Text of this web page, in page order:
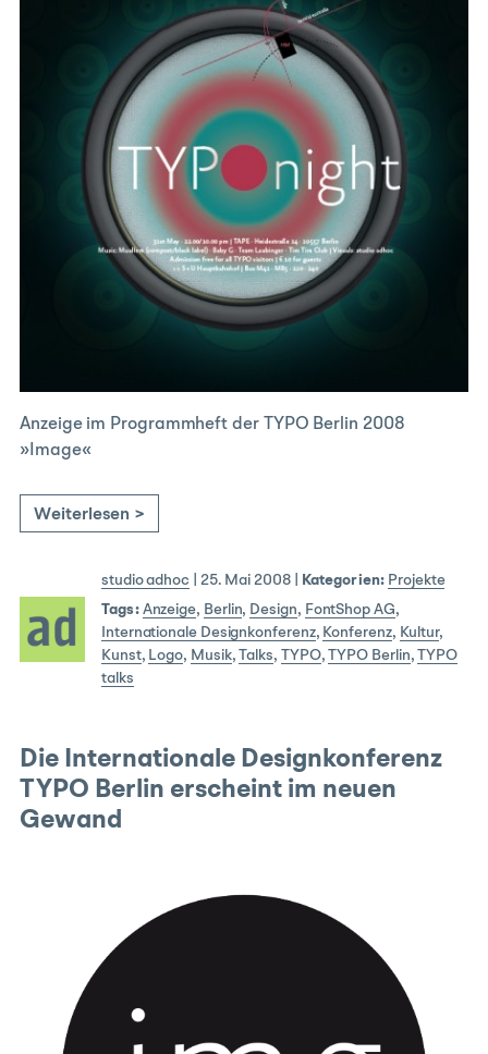
Anzeige im Programmheft der TYPO Berlin 2008
»Image«
Weiterlesen >
studio adhoc 25. Mai 2008| Kategorien: Projekte
Tags: Anzeige, Berlin, Design, FontShop AG,
Internationale Designkonferenz, Konferenz, Kultur,
Kunst, Logo, Musik,Talks, TYPO,TYPO Berlin,TYPO
talks
Die Internationale Designkonferenz
TYPO Berlin erscheint im neuen
Gewand